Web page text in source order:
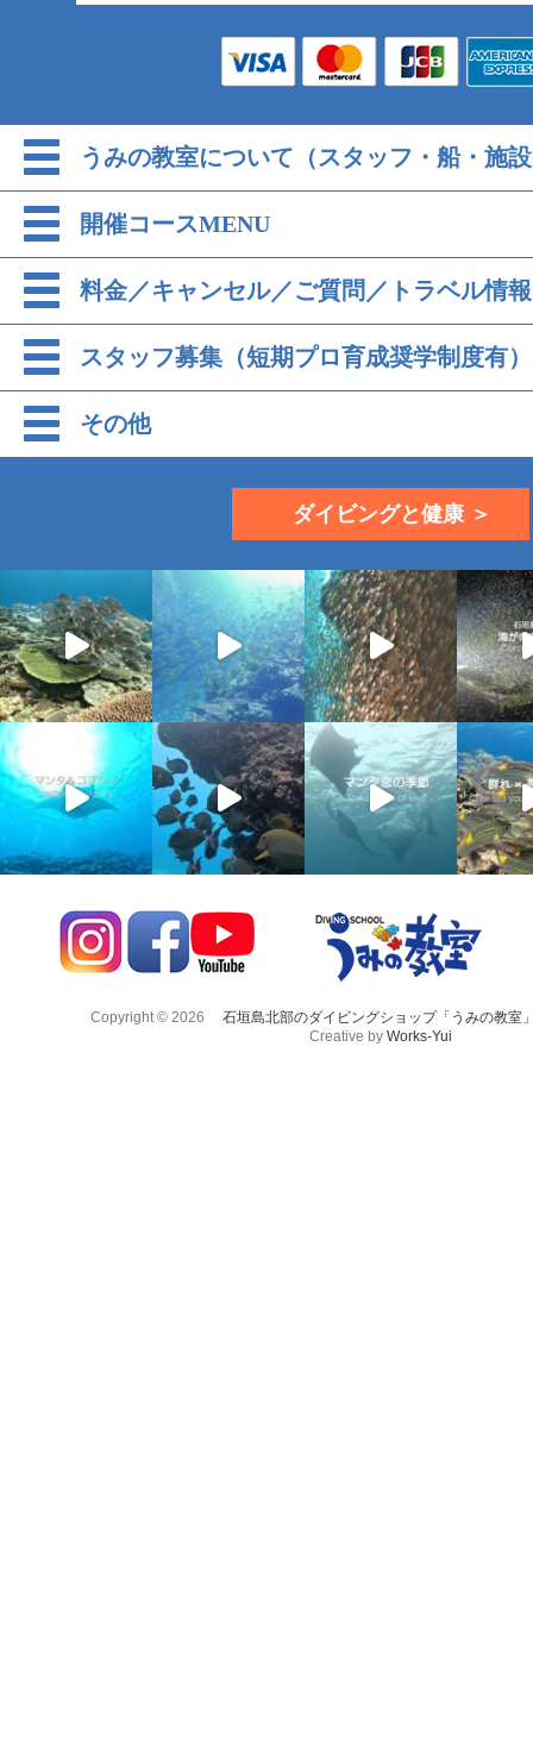
うみの教室について（スタッフ・船・施
開催コースMENU
料金／キャンセル／ご質問／トラベル情報
スタッフ募集（短期プロ育成奨学制度有）
その他
ダイビングと健康 ＞
Copyright © 2026
石垣島北部のダイビングショップ「うみの教室
Creative by Works-Yui